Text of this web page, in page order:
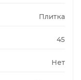
Плитка
45
Нет